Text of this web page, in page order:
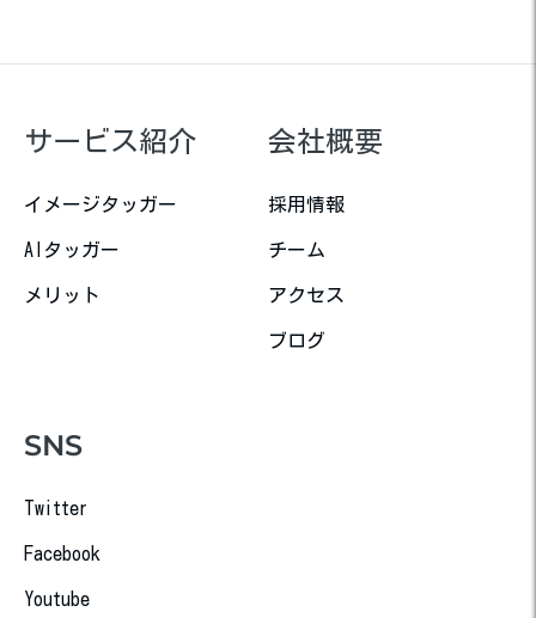
サービス紹介
イメージタッガー
AIタッガー
メリット
会社概要
採用情報
チーム
アクセス
ブログ
SNS
Twitter
Facebook
Youtube